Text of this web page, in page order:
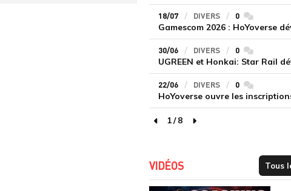
18/07 DIVERS 0commentaires
30/06 DIVERS 0commentaires
22/06 DIVERS 0commentaires
page précédente
1/8
page suivante
VIDÉOS